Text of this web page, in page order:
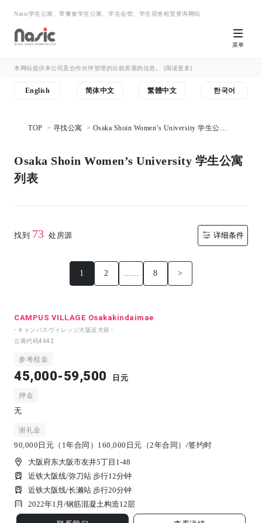
Nasic学生公寓、带餐食学生公寓、学生会馆、学生宿舍租赁查询网站
菜单
本网站提供本公司及合作伙伴管理的出租房屋的信息。 [阅读更多]
English 简体中文 繁體中文 한국어
TOP 寻找公寓
Osaka Shoin Women’s University 学生公寓
Osaka Shoin Women’s University 学生公寓
列表
找到 73 处房源 详细条件
1 2 …… 8 >
CAMPUS VILLAGE Osakakindaimae
- キャンパスヴィレッジ大阪近大前 -
公寓代码4642
参考租金
45,000-59,500 日元
押金
无
谢礼金
90,000日元（1年合同）160,000日元（2年合同）/签约时
大阪府东大阪市友井5丁目1-48
近铁大阪线/弥刀站 步行12分钟
近铁大阪线/长濑站 步行20分钟
2022年1月/钢筋混凝土构造12 层